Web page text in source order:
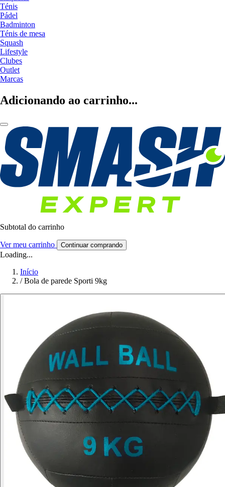
Ténis
Pádel
Badminton
Ténis de mesa
Squash
Lifestyle
Clubes
Outlet
Marcas
Adicionando ao carrinho...
Subtotal do carrinho
Ver meu carrinho Continuar comprando
Loading...
Início
/ Bola de parede Sporti 9kg